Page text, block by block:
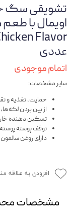
تشویقی سگ
عددی
اتمام موجودی
سایر مشخصات:
حمایت، تغذیه و
از بین بردن
تسکین دهنده
توقف پوسته
دارای روغن سالمون
افزودن به علاقه
مشخصات